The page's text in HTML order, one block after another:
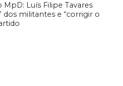
MpD: Luís Filipe Tavares
dos militantes e “corrigir o